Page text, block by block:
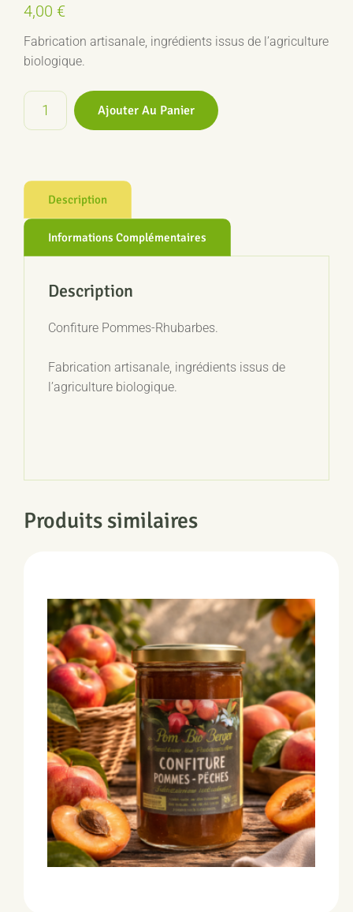
4,00 €
Fabrication artisanale, ingrédients issus de l’agriculture
biologique.
quantité
Rhubarbes
300g
Ajouter Au Panier
Description
Informations Complémentaires
Description
Confiture Pommes-Rhubarbes.
Fabrication artisanale, ingrédients issus de
l’agriculture biologique.
Produits similaires